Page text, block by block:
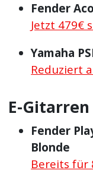
Fender
Jetzt 479€
Yamaha
Reduziert
E-
Fender
Blonde
Bereits für